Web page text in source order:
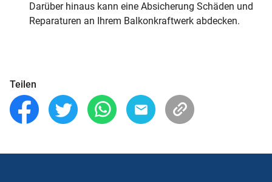
Darüber hinaus kann eine Absicherung Schäden und
Reparaturen an Ihrem Balkonkraftwerk abdecken.
Teilen